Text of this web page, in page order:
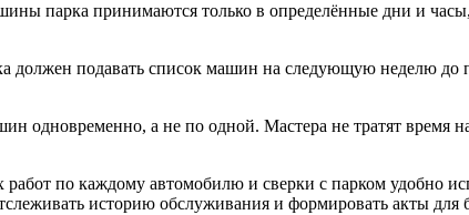
парка принимаются только в определённые дни и
должен подавать список машин на следующую неделю до
одновременно, а не по одной. Мастера не тратят время
по каждому автомобилю и сверки с парком удобно
историю обслуживания и формировать акты